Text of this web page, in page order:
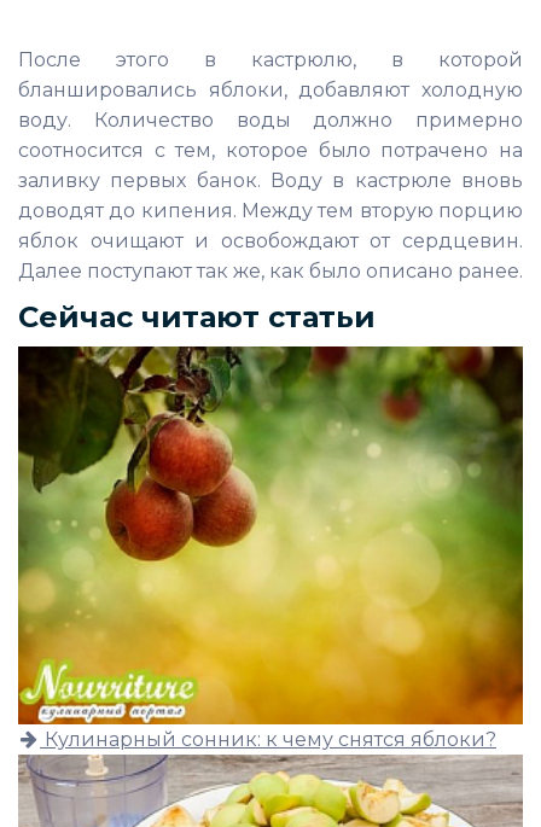
После этого в кастрюлю, в которой
бланшировались яблоки, добавляют холодную
воду. Количество воды должно примерно
соотносится с тем, которое было потрачено на
заливку первых банок. Воду в кастрюле вновь
доводят до кипения. Между тем вторую порцию
яблок очищают и освобождают от сердцевин.
Далее поступают так же, как было описано ранее.
Сейчас читают статьи
Кулинарный сонник: к чему снятся яблоки?